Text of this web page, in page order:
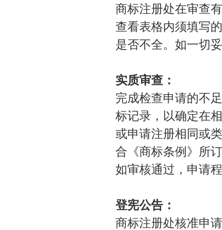
商标注册处在审查
查看表格内须填写
是否不全。如一切
实质审查：
完成检查申请的不
标记录，以确定在
或申请注册相同或
合《商标条例》所
如审核通过，申请
登宪公告：
商标注册处核准申